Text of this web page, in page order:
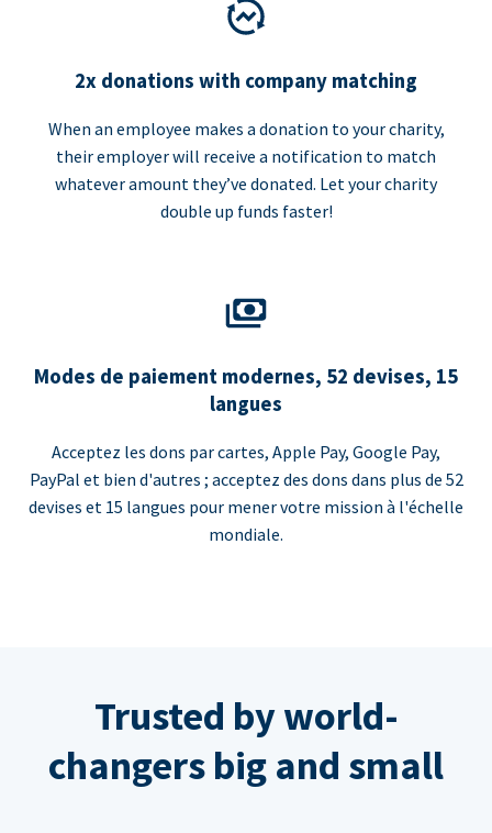
2x donations with company matching
When an employee makes a donation to your charity,
their employer will receive a notification to match
whatever amount they’ve donated. Let your charity
double up funds faster!
Modes de paiement modernes, 52 devises, 15
langues
Acceptez les dons par cartes, Apple Pay, Google Pay,
PayPal et bien d'autres ; acceptez des dons dans plus de 52
devises et 15 langues pour mener votre mission à l'échelle
mondiale.
Trusted by world-
changers big and small